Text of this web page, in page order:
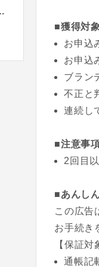
■獲得対
お申込
お申込
ブラン
不正と
連続し
■注意事
2回目
■あんし
この広告
お手続き
【保証対
通帳記
イク買取）